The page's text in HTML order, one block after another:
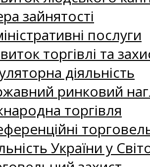
зайнятості
послуги
торгівлі та
діяльність
ринковий
торгівля
України у